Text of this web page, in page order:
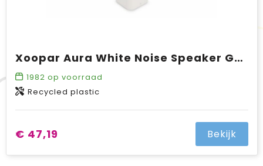
Xoopar Aura White Noise Speaker Gemaakt van Gerecycled Plastic
1982 op voorraad
Recycled plastic
€ 47,19 Bekijk